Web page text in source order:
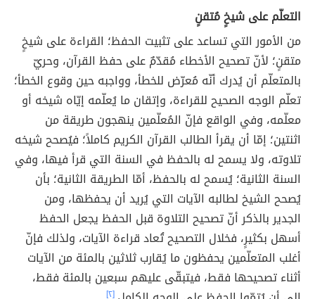
التعلّم على شيخٍ مُتقنٍ
من الأمور التي تساعد على تثبيت الحفظ؛ القراءة على شيخٍ
متقنٍ؛ لأنّ تصحيح الأخطاء مُقدّمٌ على حفظ القرآن، وحريّ
بالمتعلّم أن يُدرك أنّه مُعرّض للخطأ، وواجبه حين وقوع الخطأ؛
تعلّم الوجه الصحيح للقراءة، وإتقان ما يُعلّمه إيّاه شيخه أو
معلّمه، وفي الواقع فإنّ المُعلّمين ينهجون طريقة من
اثنتين؛ إمّا أن يقرأ الطالب القرآن الكريم كاملاً؛ فيُصحح شيخه
تلاوته، ولا يسمح له بالحفظ في السنة التي قرأ فيها، وفي
السنة الثانية؛ يُسمح له بالحفظ، أمّا الطريقة الثانية؛ بأن
يُصحح الشيخ لطالبه الآيات التي يُريد أن يحفظها، ومن
الجدير بالذكر أنّ تصحيح التلاوة قبل الحفظ يجعل الحفظ
أسهل بكثيرٍ، فخلال التصحيح تُعاد قراءة الآيات، ولذلك فإنّ
أغلب المتعلّمين يحفظون ما يُقارب ثلاثين بالمئة من الآيات
أثناء تصحيحها فقط، فيتبقّى عليهم سبعين بالمئة فقط،
[٢]